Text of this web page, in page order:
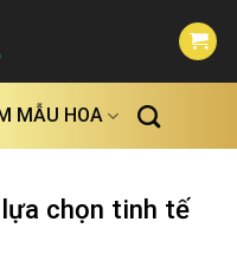
MẪU HOA
chọn tinh tế